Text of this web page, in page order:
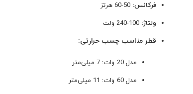
فرکانس:
ولتاژ:
قطر مناسب چسب حرارتی:
مدل 20 وات: 7 میلی‌متر
مدل 60 وات: 11 میلی‌متر